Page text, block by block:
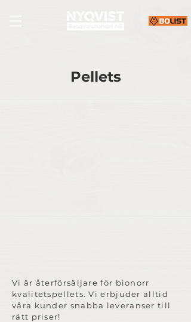
Pellets
Vi är återförsäljare för bionorr
kvalitetspellets. Vi erbjuder alltid
våra kunder snabba leveranser till
rätt priser!